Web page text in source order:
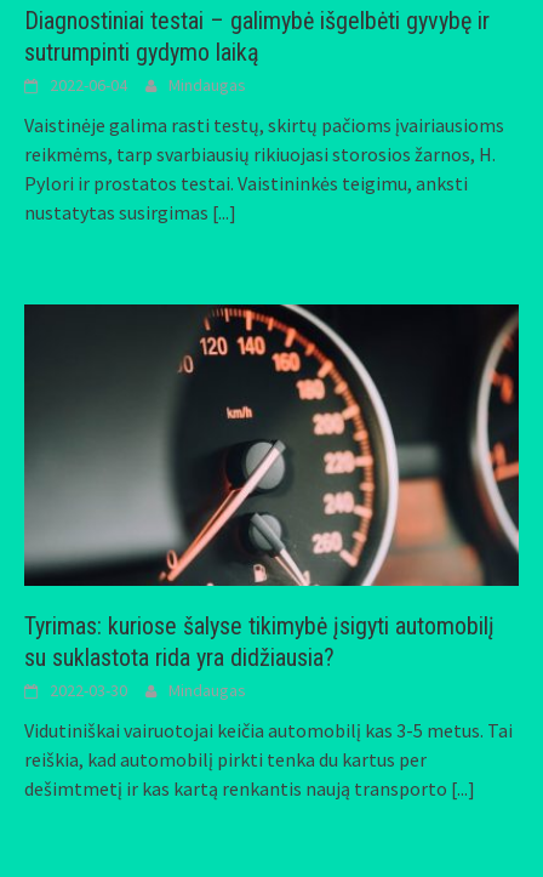
Diagnostiniai testai – galimybė išgelbėti gyvybę ir
sutrumpinti gydymo laiką
2022-06-04 Mindaugas
Vaistinėje galima rasti testų, skirtų pačioms įvairiausioms
reikmėms, tarp svarbiausių rikiuojasi storosios žarnos, H.
Pylori ir prostatos testai. Vaistininkės teigimu, anksti
nustatytas susirgimas [...]
Tyrimas: kuriose šalyse tikimybė įsigyti automobilį
su suklastota rida yra didžiausia?
2022-03-30 Mindaugas
Vidutiniškai vairuotojai keičia automobilį kas 3-5 metus. Tai
reiškia, kad automobilį pirkti tenka du kartus per
dešimtmetį ir kas kartą renkantis naują transporto [...]